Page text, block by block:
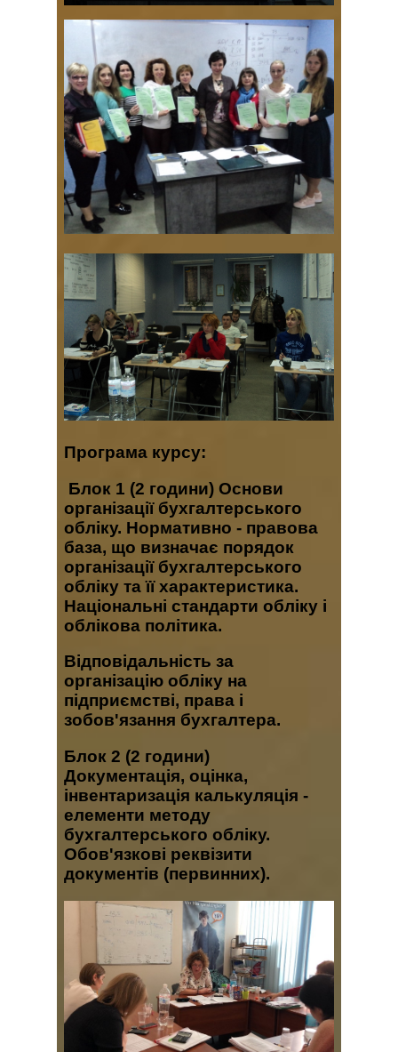
Програма курсу:
Блок 1 (2 години) Основи
організації бухгалтерського
обліку. Нормативно - правова
база, що визначає порядок
організації бухгалтерського
обліку та її характеристика.
Національні стандарти обліку і
облікова політика.
Відповідальність за
організацію обліку на
підприємстві, права і
зобов'язання бухгалтера.
Блок 2 (2 години)
Документація, оцінка,
інвентаризація калькуляція -
елементи методу
бухгалтерського обліку.
Обов'язкові реквізити
документів (первинних).